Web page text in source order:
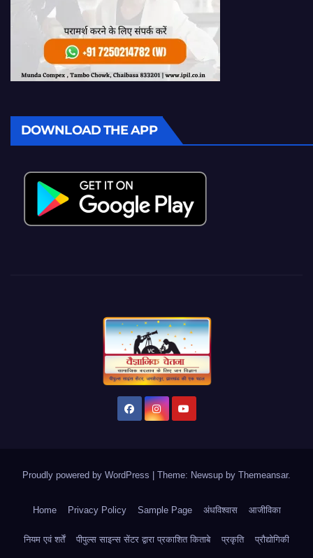
DOWNLOAD THE APP
Proudly powered by WordPress Theme: Newsup by Themeansar.
Home Privacy Policy Sample Page अंधविश्वास आजीविका
नियम एवं शर्तें पीपुल्स साइन्स सेंटर द्वारा प्रकाशित किताबे प्रकृति प्रौद्योगिकी